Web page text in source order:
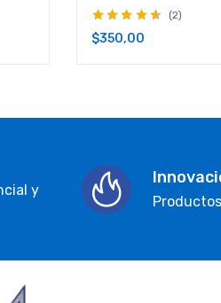
Valorado en
4.50de 5
2
$350,00
y